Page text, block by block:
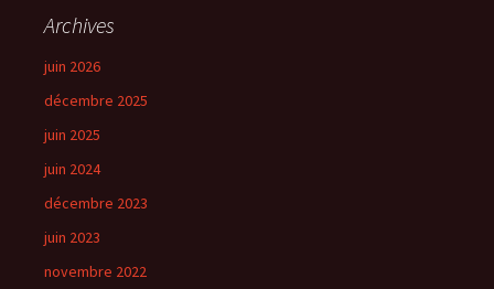
Archives
juin 2026
décembre 2025
juin 2025
juin 2024
décembre 2023
juin 2023
novembre 2022